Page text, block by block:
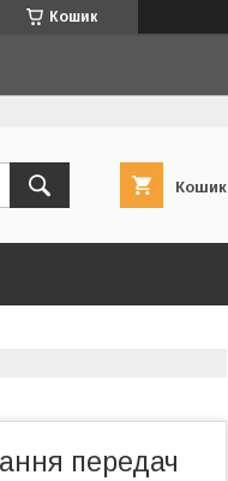
Кошик
Кошик
передач